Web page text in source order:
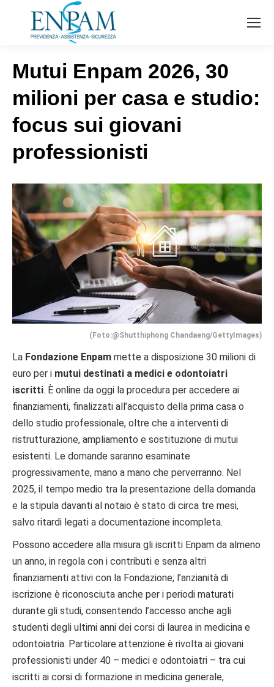
Mutui Enpam 2026, 30
milioni per casa e studio:
focus sui giovani
professionisti
(Foto:@Shutthiphong Chandaeng/GettyImages)
La Fondazione Enpam mette a disposizione 30 milioni di
euro per i mutui destinati a medici e odontoiatri
iscritti. È online da oggi la procedura per accedere ai
finanziamenti, finalizzati all’acquisto della prima casa o
dello studio professionale, oltre che a interventi di
ristrutturazione, ampliamento e sostituzione di mutui
esistenti. Le domande saranno esaminate
progressivamente, mano a mano che perverranno. Nel
2025, il tempo medio tra la presentazione della domanda
e la stipula davanti al notaio è stato di circa tre mesi,
salvo ritardi legati a documentazione incompleta.
Possono accedere alla misura gli iscritti Enpam da almeno
un anno, in regola con i contributi e senza altri
finanziamenti attivi con la Fondazione; l’anzianità di
iscrizione è riconosciuta anche per i periodi maturati
durante gli studi, consentendo l’accesso anche agli
studenti degli ultimi anni dei corsi di laurea in medicina e
odontoiatria. Particolare attenzione è rivolta ai giovani
professionisti under 40 – medici e odontoiatri – tra cui
iscritti ai corsi di formazione in medicina generale,